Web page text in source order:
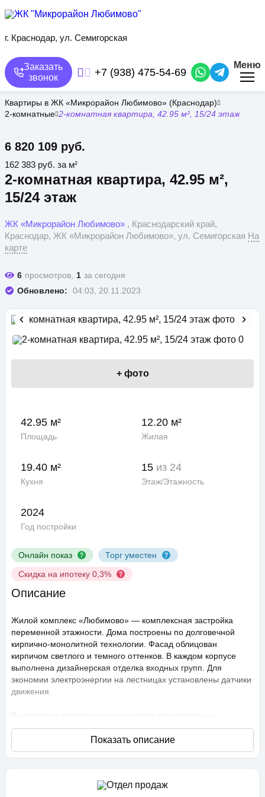
содержанию
г. Краснодар, ул. Семигорская
Заказать
звонок
+7 (938) 475-54-69
Меню
Квартиры в ЖК «Микрорайон Любимово» (Краснодар)
2-комнатные 2-комнатная квартира, 42.95 м², 15/24 этаж
2-комнатная квартира, 42.95 м²,
15/24 этаж
6 820 109 руб.
ЖК «Микрорайон Любимово» , Краснодарский край,
Краснодар, ЖК «Микрорайон Любимово», ул. Семигорская На
карте
162 383 руб. за м²
6 просмотров, 1 за сегодня
Обновлено:
04:03, 20.11.2023
Онлайн показ
Торг уместен
Скидка на ипотеку 0,3%
+ фото
42.95 м²
Площадь
12.20 м²
Жилая
19.40 м²
Кухня
15 из 24
Этаж/Этажность
2024
Год постройки
Описание
Жилой комплекс «Любимово» — комплексная застройка
переменной этажности. Дома построены по долговечной
кирпично-монолитной технологии. Фасад облицован
кирпичом светлого и темного оттенков. В каждом корпусе
выполнена дизайнерская отделка входных групп. Для
экономии электроэнергии на лестницах установлены датчики
движения.
В комплексе предложено множество планировочных
решений: в наличии квартиры, как классического типа, так и
европланировки. Они сдаются с подчистовой отделкой,
высота потолков составляет 2,75 метра. В квартирах